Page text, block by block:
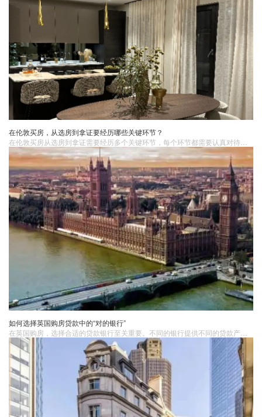
在伦敦买房，从选房到拿证要经历哪些关键环节？
如何选择英国购房贷款中的“对的银行”